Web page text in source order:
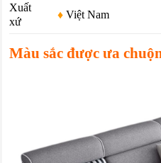
Xuất
xứ
♦Việt Nam
Màu sắc được ưa